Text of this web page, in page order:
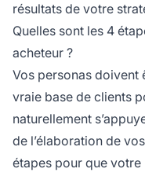
résultats de votre
Quelles sont les 4
acheteur ?
Vos personas doivent
vraie base de clients
naturellement
de l’élaboration de
étapes pour que